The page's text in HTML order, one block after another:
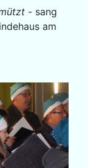
- sang
am